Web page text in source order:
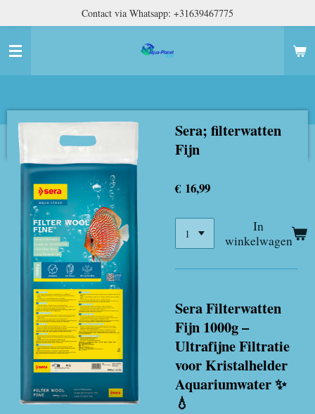
naar
hoofdinhoud
Contact via Whatsapp: +31639467775
Sera; filterwatten
Fijn
€ 16,99
In
winkelwagen
Sera Filterwatten
Fijn 1000g –
Ultrafijne Filtratie
voor Kristalhelder
Aquariumwater ✨
💧